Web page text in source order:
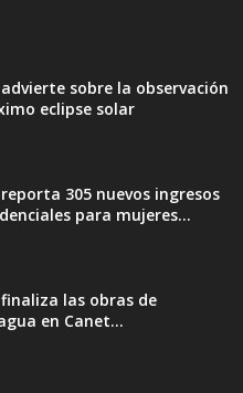
sobre la observación
eclipse solar
305 nuevos ingresos
para mujeres...
las obras de
en Canet...